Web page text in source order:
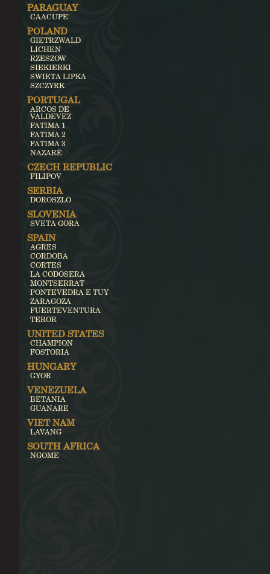
PARAGUAY
CAACUPE'
POLAND
GIETRZWALD
LICHEN
RZESZOW
SIEKIERKI
SWIETA LIPKA
SZCZYRK
PORTUGAL
ARCOS DE
VALDEVEZ
FATIMA 1
FATIMA 2
FATIMA 3
NAZARÉ
CZECH REPUBLIC
FILIPOV
SERBIA
DOROSZLO
SLOVENIA
SVETA GORA
SPAIN
AGRES
CORDOBA
CORTES
LA CODOSERA
MONTSERRAT
PONTEVEDRA E TUY
ZARAGOZA
FUERTEVENTURA
TEROR
UNITED STATES
CHAMPION
FOSTORIA
HUNGARY
GYOR
VENEZUELA
BETANIA
GUANARE
VIET NAM
LAVANG
SOUTH AFRICA
NGOME